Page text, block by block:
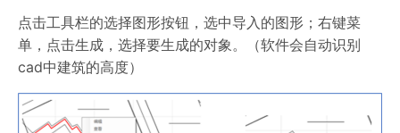
点击工具栏的选择图形按钮，选中导入的图形；右键菜
单，点击生成，选择要生成的对象。（软件会自动识别
cad中建筑的高度）